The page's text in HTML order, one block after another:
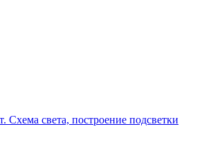
Схема света, построение подсветки